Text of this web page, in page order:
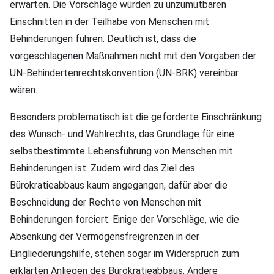
erwarten. Die Vorschläge würden zu unzumutbaren
Einschnitten in der Teilhabe von Menschen mit
Behinderungen führen. Deutlich ist, dass die
vorgeschlagenen Maßnahmen nicht mit den Vorgaben der
UN-Behindertenrechtskonvention (UN-BRK) vereinbar
wären.
Besonders problematisch ist die geforderte Einschränkung
des Wunsch- und Wahlrechts, das Grundlage für eine
selbstbestimmte Lebensführung von Menschen mit
Behinderungen ist. Zudem wird das Ziel des
Bürokratieabbaus kaum angegangen, dafür aber die
Beschneidung der Rechte von Menschen mit
Behinderungen forciert. Einige der Vorschläge, wie die
Absenkung der Vermögensfreigrenzen in der
Eingliederungshilfe, stehen sogar im Widerspruch zum
erklärten Anliegen des Bürokratieabbaus. Andere